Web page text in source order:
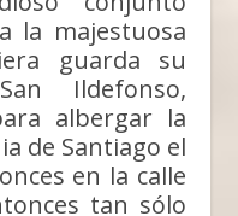
la majestuosa
guarda su
Ildefonso,
albergar la
de Santiago el
en la calle
tan sólo